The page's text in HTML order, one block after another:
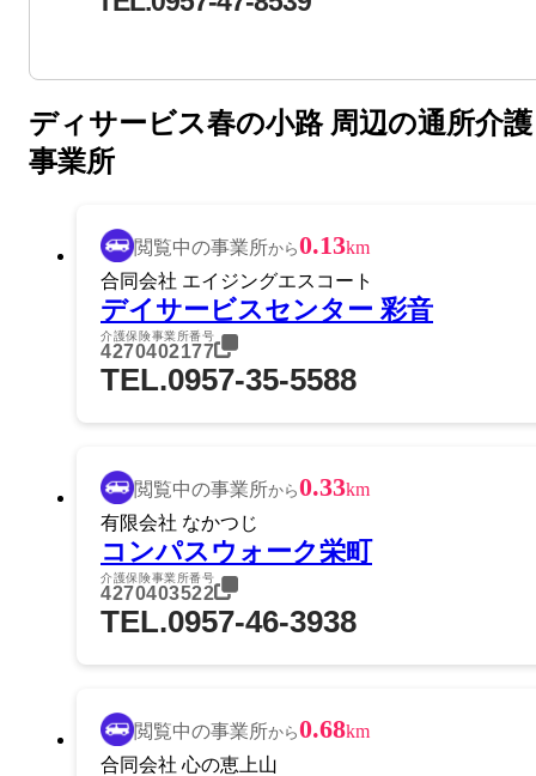
ディサービス春の小路 周辺の通所介護
事業所
閲覧中の事業所から0.13km
合同会社 エイジングエスコート
デイサービスセンター 彩音
介護保険事業所番号
4270402177
TEL.0957-35-5588
閲覧中の事業所から0.33km
有限会社 なかつじ
コンパスウォーク栄町
介護保険事業所番号
4270403522
TEL.0957-46-3938
閲覧中の事業所から0.68km
合同会社 心の恵上山